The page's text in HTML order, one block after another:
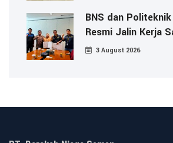
BNS dan
Resmi Jalin Kerja
3 August 2026